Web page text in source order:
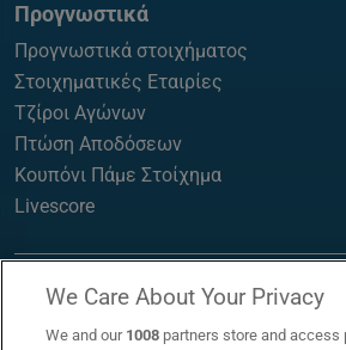
Προγνωστικά
Προγνωστικά στοιχήματος
Στοιχηματικές Εταιρίες
Τζίροι Αγώνων
Πτώση Αποδόσεων
Κουπόνι Πάμε Στοίχημα
Livescore
We Care About Your Privacy
We and our 1008 partners store and access